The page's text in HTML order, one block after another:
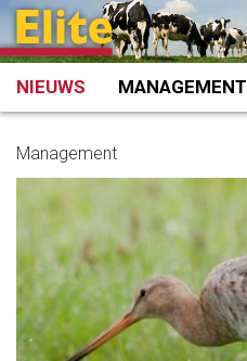
Spring
naar
inhoud
NIEUWS MANAGEMENT
Management